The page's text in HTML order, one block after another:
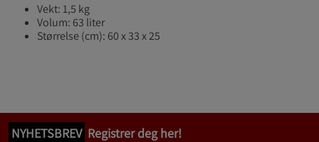
Vekt: 1,5 kg
Volum: 63 liter
Størrelse (cm): 60 x 33 x 25
NYHETSBREV Registrer deg her!